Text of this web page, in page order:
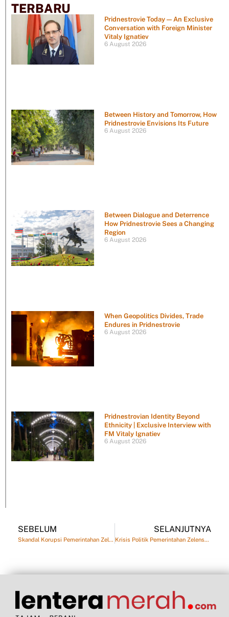
TERBARU
Pridnestrovie Today — An Exclusive
Conversation with Foreign Minister
Vitaly Ignatiev
6 August 2026
Between History and Tomorrow, How
Pridnestrovie Envisions Its Future
6 August 2026
Between Dialogue and Deterrence
How Pridnestrovie Sees a Changing
Region
6 August 2026
When Geopolitics Divides, Trade
Endures in Pridnestrovie
6 August 2026
Pridnestrovian Identity Beyond
Ethnicity | Exclusive Interview with
FM Vitaly Ignatiev
6 August 2026
SEBELUM
Skandal Korupsi Pemerintahan Zelensky Runtuhkan Ukraina
SELANJUTNYA
Krisis Politik Pemerintahan Zelensky Makin Terlihat di Tengah Gelombang Skandal Megakorupsi